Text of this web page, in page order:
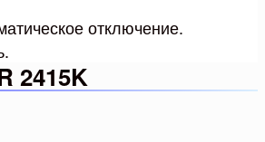
отключение.
2415K